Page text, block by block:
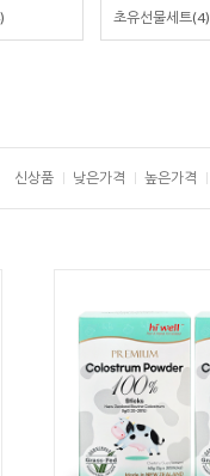
초유선물세트(4)
신상품 낮은가격 높은가격